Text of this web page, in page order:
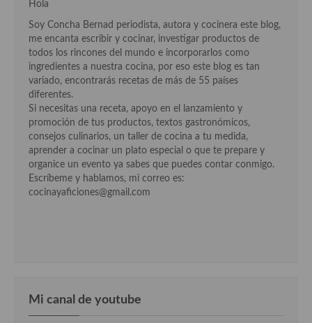
Hola
Soy Concha Bernad periodista, autora y cocinera este blog,
me encanta escribir y cocinar, investigar productos de
todos los rincones del mundo e incorporarlos como
ingredientes a nuestra cocina, por eso este blog es tan
variado, encontrarás recetas de más de 55 países
diferentes.
Si necesitas una receta, apoyo en el lanzamiento y
promoción de tus productos, textos gastronómicos,
consejos culinarios, un taller de cocina a tu medida,
aprender a cocinar un plato especial o que te prepare y
organice un evento ya sabes que puedes contar conmigo.
Escríbeme y hablamos, mi correo es:
cocinayaficiones@gmail.com
Mi canal de youtube